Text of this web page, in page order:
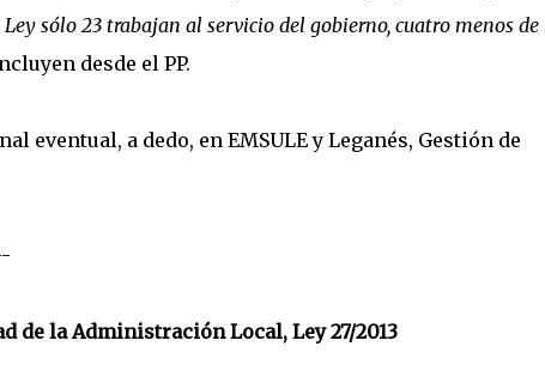
sólo 23 trabajan al servicio del gobierno, cuatro menos de
desde el PP.
eventual, a dedo, en EMSULE y Leganés, Gestión de
de la Administración Local, Ley 27/2013